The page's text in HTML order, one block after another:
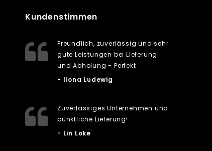
Kundenstimmen
Freundlich, zuverlässig und sehr
gute Leistungen bei Lieferung
und Abholung - Perfekt
- Ilona Ludewig
Zuverlässiges Unternehmen und
pünktliche Lieferung!
- Lin Loke